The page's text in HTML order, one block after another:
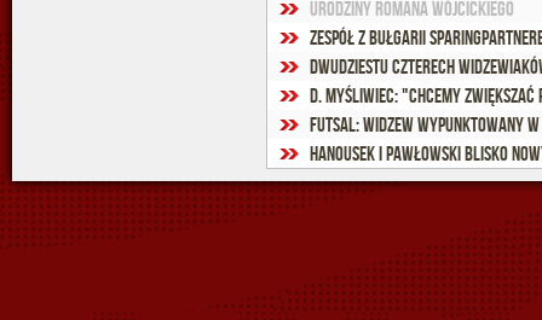
Urodziny Romana Wójcickiego
Zespół z Bułgarii
D. Myśliwiec: "Chcemy
Futsal: Widzew wypunktowany
Hanousek i Pawłowski blisko